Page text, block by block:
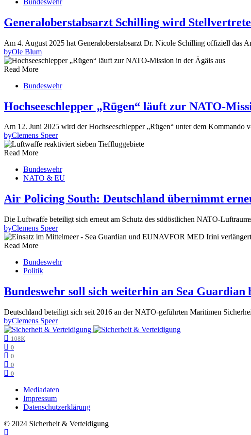
Generaloberstabsarzt Schilling wird
Am 4. August 2025 hat Generaloberstabsarzt Dr. Nicole Schilling offiziell das
byOle Blum
Read More
Bundeswehr
Hochseeschlepper „Rügen“ läuft zur NATO-
Am 12. Juni 2025 wird der Hochseeschlepper „Rügen“ unter dem
byClemens Speer
Read More
Bundeswehr
NATO & EU
Air Policing South: Deutschland übernimmt
Die Luftwaffe beteiligt sich erneut am Schutz des südöstlichen NATO-
byClemens Speer
Read More
Bundeswehr
Politik
Bundeswehr soll sich weiterhin an Sea Guardian
Deutschland beteiligt sich seit 2016 an der NATO-geführten Maritimen
byClemens Speer
108K
0
0
0
0
Mediadaten
Impressum
Datenschutzerklärung
© 2024 Sicherheit & Verteidigung